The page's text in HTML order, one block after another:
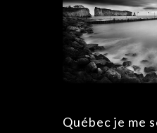
Québec je me